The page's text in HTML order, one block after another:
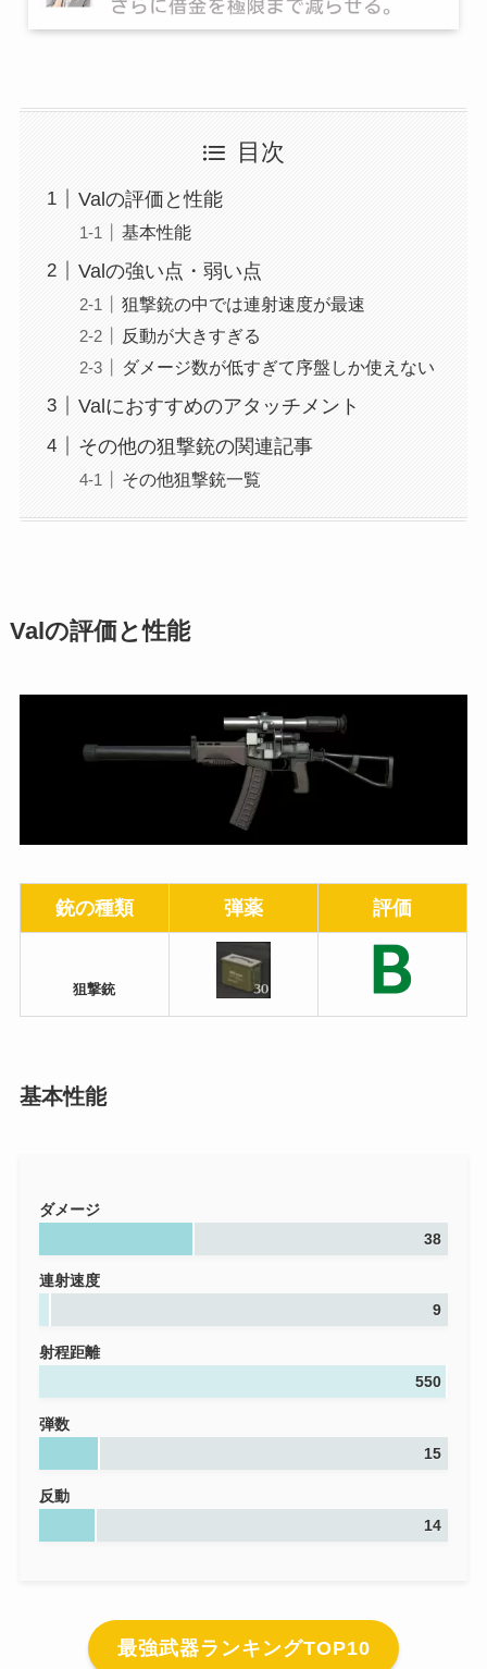
目次
Valの評価と性能
基本性能
Valの強い点・弱い点
狙撃銃の中では連射速度が最速
反動が大きすぎる
ダメージ数が低すぎて序盤しか使えない
Valにおすすめのアタッチメント
その他の狙撃銃の関連記事
その他狙撃銃一覧
Valの評価と性能
銃の種類 弾薬 評価
狙撃銃
基本性能
ダメージ
38
連射速度
9
射程距離
550
弾数
15
反動
14
最強武器ランキングTOP10